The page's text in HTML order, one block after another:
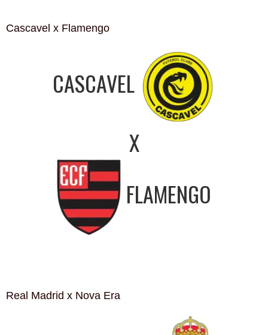
Cascavel x Flamengo
CASCAVEL
X
FLAMENGO
Real Madrid x Nova Era